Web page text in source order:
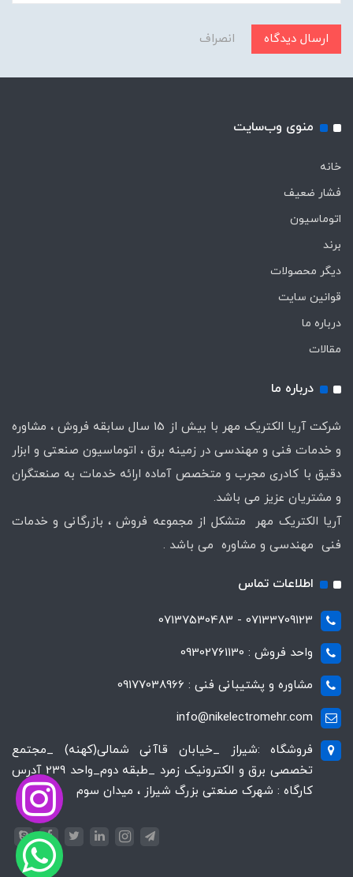
ارسال دیدگاه انصراف
منوی وب‌سایت
خانه
فشار ضعیف
اتوماسیون
برند
دیگر محصولات
قوانین سایت
درباره ما
مقالات
درباره ما
شرکت آریا الکتریک مهر با بیش از 15 سال سابقه فروش ، مشاوره
و خدمات فنی و مهندسی در زمینه برق ، اتوماسیون صنعتی و ابزار
دقیق با کادری مجرب و متخصص آماده ارائه خدمات به صنعتگران
و مشتریان عزیز می باشد.
آریا الکتریک مهر متشکل از مجموعه فروش ، بازرگانی و خدمات
فنی مهندسی و مشاوره می باشد .
اطلاعات تماس
07133709123 - 07137530483
واحد فروش : 09302761130
مشاوره و پشتیبانی فنی : 09177038966
info@nikelectromehr.com
فروشگاه :شیراز _خیابان قاآنی شمالی(کهنه) _مجتمع
تخصصی برق و الکترونیک زمرد _طبقه دوم_واحد 239 آدرس
کارگاه : شهرک صنعتی بزرگ شیراز ، میدان سوم